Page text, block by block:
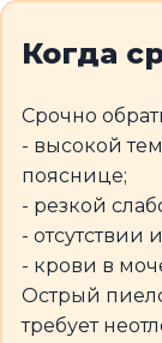
Когда
Срочно
- высокой
пояснице;
- резкой
-
- крови в
Острый
требует